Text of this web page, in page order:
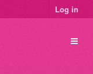
Log in